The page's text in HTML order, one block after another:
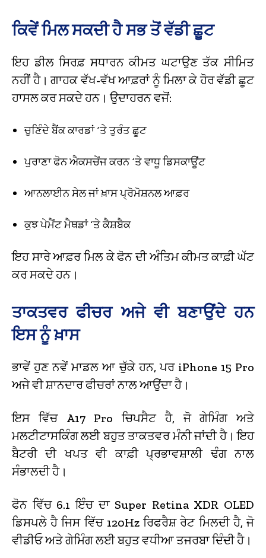
ਕਿਵੇਂ ਮਿਲ ਸਕਦੀ ਹੈ ਸਭ ਤੋਂ ਵੱਡੀ ਛੂਟ
ਇਹ ਡੀਲ ਸਿਰਫ਼ ਸਧਾਰਨ ਕੀਮਤ ਘਟਾਉਣ ਤੱਕ ਸੀਮਿਤ
ਨਹੀਂ ਹੈ। ਗਾਹਕ ਵੱਖ-ਵੱਖ ਆਫ਼ਰਾਂ ਨੂੰ ਮਿਲਾ ਕੇ ਹੋਰ ਵੱਡੀ ਛੂਟ
ਹਾਸਲ ਕਰ ਸਕਦੇ ਹਨ। ਉਦਾਹਰਨ ਵਜੋਂ:
ਚੁਣਿੰਦੇ ਬੈਂਕ ਕਾਰਡਾਂ ‘ਤੇ ਤੁਰੰਤ ਛੂਟ
ਪੁਰਾਣਾ ਫੋਨ ਐਕਸਚੇਂਜ ਕਰਨ ‘ਤੇ ਵਾਧੂ ਡਿਸਕਾਊਂਟ
ਆਨਲਾਈਨ ਸੇਲ ਜਾਂ ਖ਼ਾਸ ਪ੍ਰੋਮੋਸ਼ਨਲ ਆਫ਼ਰ
ਕੁਝ ਪੇਮੈਂਟ ਮੈਥਡਾਂ ‘ਤੇ ਕੈਸ਼ਬੈਕ
ਇਹ ਸਾਰੇ ਆਫ਼ਰ ਮਿਲ ਕੇ ਫੋਨ ਦੀ ਅੰਤਿਮ ਕੀਮਤ ਕਾਫ਼ੀ ਘੱਟ
ਕਰ ਸਕਦੇ ਹਨ।
ਤਾਕਤਵਰ ਫੀਚਰ ਅਜੇ ਵੀ ਬਣਾਉਂਦੇ ਹਨ
ਇਸ ਨੂੰ ਖ਼ਾਸ
ਭਾਵੇਂ ਹੁਣ ਨਵੇਂ ਮਾਡਲ ਆ ਚੁੱਕੇ ਹਨ, ਪਰ iPhone 15 Pro
ਅਜੇ ਵੀ ਸ਼ਾਨਦਾਰ ਫੀਚਰਾਂ ਨਾਲ ਆਉਂਦਾ ਹੈ।
ਇਸ ਵਿੱਚ A17 Pro ਚਿਪਸੈਟ ਹੈ, ਜੋ ਗੇਮਿੰਗ ਅਤੇ
ਮਲਟੀਟਾਸਕਿੰਗ ਲਈ ਬਹੁਤ ਤਾਕਤਵਰ ਮੰਨੀ ਜਾਂਦੀ ਹੈ। ਇਹ
ਬੈਟਰੀ ਦੀ ਖਪਤ ਵੀ ਕਾਫ਼ੀ ਪ੍ਰਭਾਵਸ਼ਾਲੀ ਢੰਗ ਨਾਲ
ਸੰਭਾਲਦੀ ਹੈ।
ਫੋਨ ਵਿੱਚ 6.1 ਇੰਚ ਦਾ Super Retina XDR OLED
ਡਿਸਪਲੇ ਹੈ ਜਿਸ ਵਿੱਚ 120Hz ਰਿਫਰੈਸ਼ ਰੇਟ ਮਿਲਦੀ ਹੈ, ਜੋ
ਵੀਡੀਓ ਅਤੇ ਗੇਮਿੰਗ ਲਈ ਬਹੁਤ ਵਧੀਆ ਤਜਰਬਾ ਦਿੰਦੀ ਹੈ।